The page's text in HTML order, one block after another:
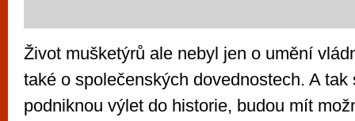
Život mušketýrů ale nebyl jen o umění
také o společenských dovednostech. A tak
podniknou výlet do historie, budou mít